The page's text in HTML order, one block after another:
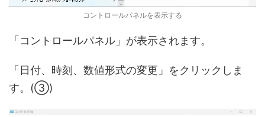
コントロールパネルを表示する
「コントロールパネル」が表示されます。
「日付、時刻、数値形式の変更」をクリックしま
す。(③)